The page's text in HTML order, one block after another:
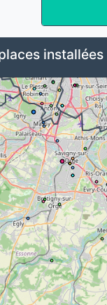
installées